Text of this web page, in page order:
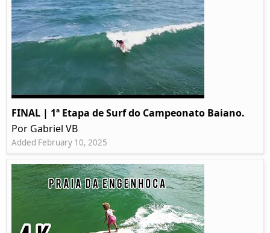
FINAL | 1ª Etapa de Surf do Campeonato Baiano.
Por Gabriel VB
Added February 10, 2025